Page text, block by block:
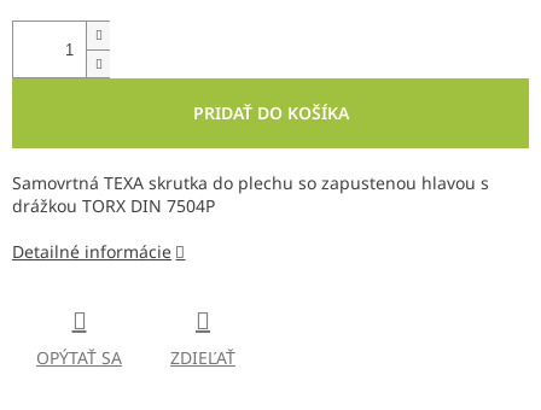
PRIDAŤ DO KOŠÍKA
Samovrtná TEXA skrutka do plechu so zapustenou hlavou s
drážkou TORX DIN 7504P
Detailné informácie
OPÝTAŤ SA ZDIEĽAŤ